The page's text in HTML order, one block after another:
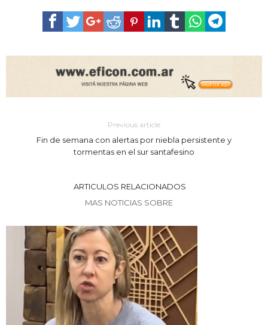
Previous article
Fin de semana con alertas por niebla persistente y
tormentas en el sur santafesino
ARTICULOS RELACIONADOS
MAS NOTICIAS SOBRE